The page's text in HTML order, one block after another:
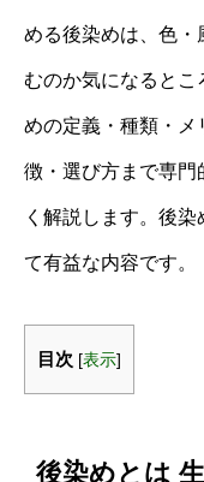
める後染めは、色・
むのか気になるとこ
めの定義・種類・メ
徴・選び方まで専門
く解説します。後
て有益な内容です。
目次 [表示]
後染めとは